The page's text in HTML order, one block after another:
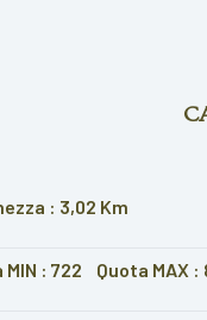
: 3,02 Km
MIN : 722 Quota MAX :